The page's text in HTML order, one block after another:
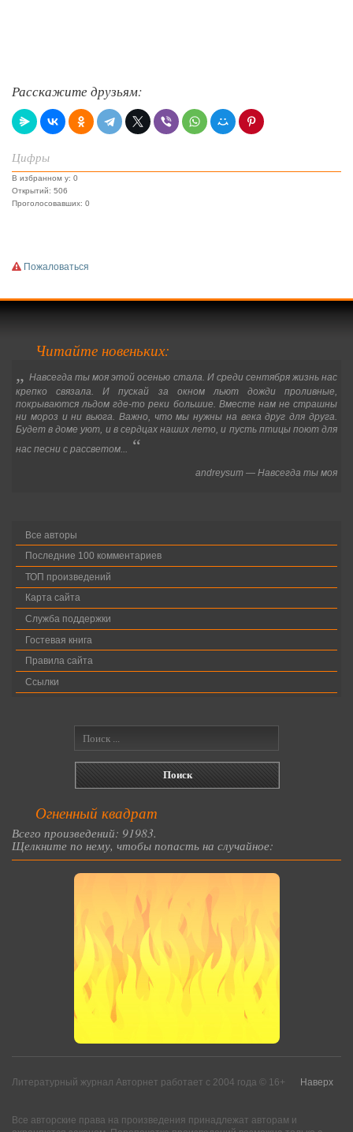
Расскажите друзьям:
Цифры
В избранном у: 0
Открытий: 506
Проголосовавших: 0
Пожаловаться
Читайте новеньких:
„Навсегда ты моя этой осенью стала. И среди сентября жизнь нас
крепко связала. И пускай за окном льют дожди проливные,
покрываются льдом где-то реки большие. Вместе нам не страшны
ни мороз и ни вьюга. Важно, что мы нужны на века друг для друга.
Будет в доме уют, и в сердцах наших лето, и пусть птицы поют для
нас песни с рассветом... “
andreysum — Навсегда ты моя
Все авторы
Последние 100 комментариев
ТОП произведений
Карта сайта
Служба поддержки
Гостевая книга
Правила сайта
Ссылки
Огненный квадрат
Всего произведений: 91983.
Щелкните по нему, чтобы попасть на случайное:
Наверх
Литературный журнал Авторнет работает с 2004 года © 16+
Все авторские права на произведения принадлежат авторам и